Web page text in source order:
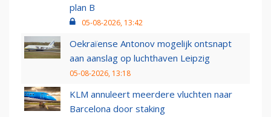
plan B
05-08-2026, 13:42
Oekraïense Antonov mogelijk ontsnapt
aan aanslag op luchthaven Leipzig
05-08-2026, 13:18
KLM annuleert meerdere vluchten naar
Barcelona door staking